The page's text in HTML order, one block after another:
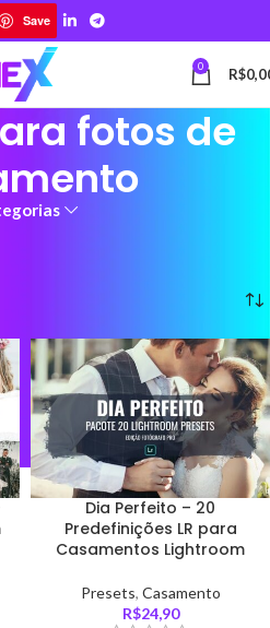
Save
0 R$
fotos de
Dia Perfeito – 20
Predefinições LR para
Casamentos Lightroom
Presets, Casamento
R$24,90